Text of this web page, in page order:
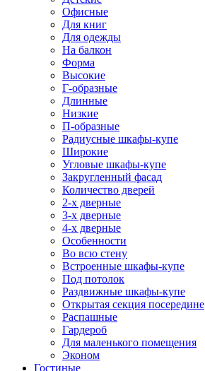
Офисные
Для книг
Для одежды
На балкон
Форма
Высокие
Г-образные
Длинные
Низкие
П-образные
Радиусные шкафы-купе
Широкие
Угловые шкафы-купе
Закругленный фасад
Количество дверей
2-х дверные
3-х дверные
4-х дверные
Особенности
Во всю стену
Встроенные шкафы-купе
Под потолок
Раздвижные шкафы-купе
Открытая секция посередине
Распашные
Гардероб
Для маленького помещения
Эконом
Гостиные